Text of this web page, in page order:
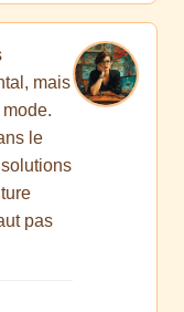
mais
le
pas